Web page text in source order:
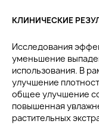
КЛИНИЧЕСКИЕ
Исследования
уменьшение
использования. В
улучшение
общее улучшение
повышенная
растительных